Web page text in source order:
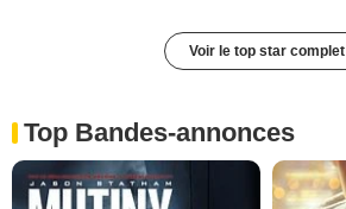
Voir le top star complet
Top Bandes-annonces